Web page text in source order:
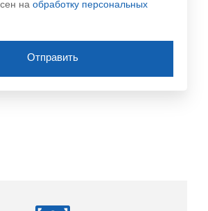
на обработку персональных
Отправить